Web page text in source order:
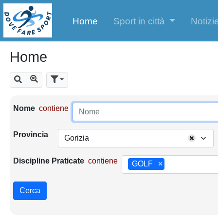
Home Sport in città
Home
Cerca Mostra tutti i risultati
Parametri di ricerca
Nome contiene
Provincia Gorizia
Discipline Praticate contiene ×
GOLF
Cerca